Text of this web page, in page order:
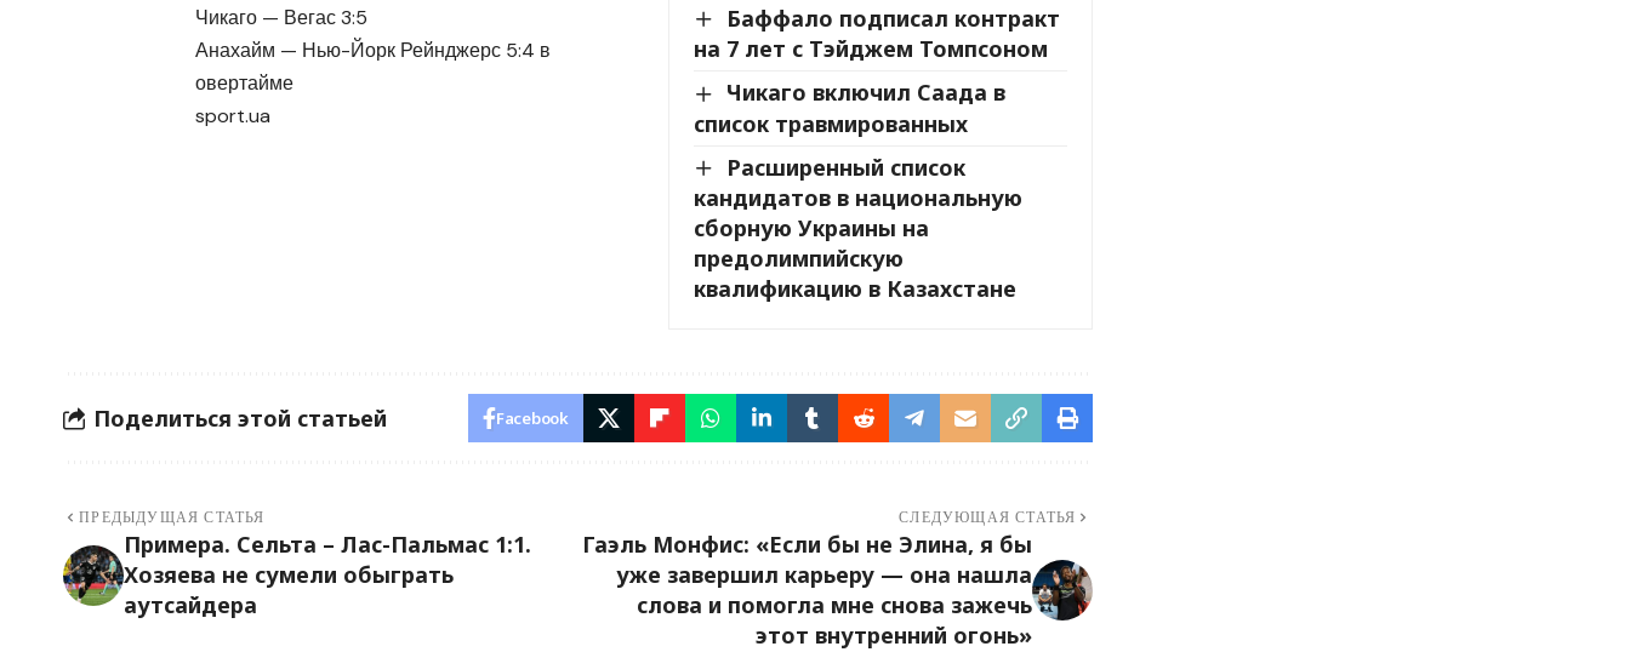
Баффало подписал контракт
на 7 лет с Тэйджем Томпсоном
Чикаго включил Саада в
список травмированных
Расширенный список
кандидатов в национальную
сборную Украины на
предолимпийскую
квалификацию в Казахстане
Чикаго — Вегас 3:5
Анахайм — Нью-Йорк Рейнджерс 5:4 в
овертайме
sport.ua
Поделиться этой статьей Facebook
ПРЕДЫДУЩАЯ СТАТЬЯ
Примера. Сельта – Лас-Пальмас 1:1.
Хозяева не сумели обыграть
аутсайдера
СЛЕДУЮЩАЯ СТАТЬЯ
Гаэль Монфис: «Если бы не Элина, я бы
уже завершил карьеру — она нашла
слова и помогла мне снова зажечь
этот внутренний огонь»